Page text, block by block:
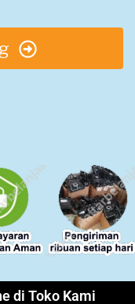
di Toko Kami